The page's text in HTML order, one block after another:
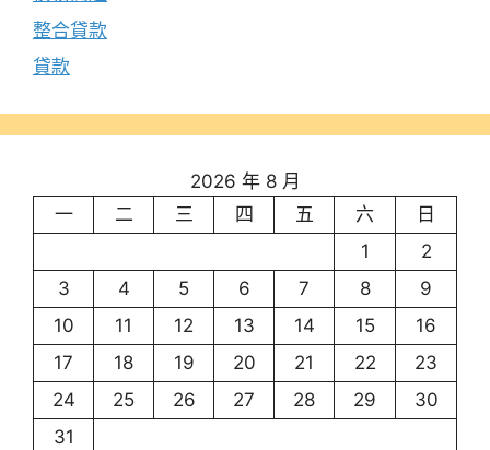
整合貸款
貸款
2026 年 8 月
一
二 三 四 五 六
日
1
2
3
4 5 6 7 8
9
10
11 12 13 14 15
16
17
18 19 20 21 22
23
24
25 26 27 28 29
30
31